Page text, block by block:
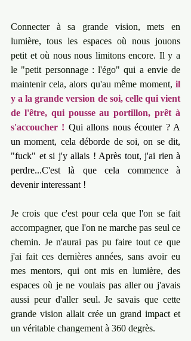
Connecter à sa grande vision, mets en
lumière, tous les espaces où nous jouons
petit et où nous nous limitons encore. Il y a
le "petit personnage : l'égo" qui a envie de
maintenir cela, alors qu'au même moment, il
y a la grande version de soi, celle qui vient
de l'être, qui pousse au portillon, prêt à
s'accoucher ! Qui allons nous écouter ? A
un moment, cela déborde de soi, on se dit,
"fuck" et si j'y allais ! Après tout, j'ai rien à
perdre...C'est là que cela commence à
devenir interessant !
Je crois que c'est pour cela que l'on se fait
accompagner, que l'on ne marche pas seul ce
chemin. Je n'aurai pas pu faire tout ce que
j'ai fait ces dernières années, sans avoir eu
mes mentors, qui ont mis en lumière, des
espaces où je ne voulais pas aller ou j'avais
aussi peur d'aller seul. Je savais que cette
grande vision allait crée un grand impact et
un véritable changement à 360 degrès.